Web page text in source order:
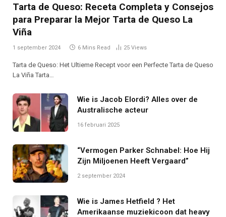
Tarta de Queso: Receta Completa y Consejos
para Preparar la Mejor Tarta de Queso La
Viña
1 september 2024 6 Mins Read 25 Views
Tarta de Queso: Het Ultieme Recept voor een Perfecte Tarta de Queso
La Viña Tarta…
Wie is Jacob Elordi? Alles over de
Australische acteur
16 februari 2025
“Vermogen Parker Schnabel: Hoe Hij
Zijn Miljoenen Heeft Vergaard”
2 september 2024
Wie is James Hetfield ? Het
Amerikaanse muziekicoon dat heavy